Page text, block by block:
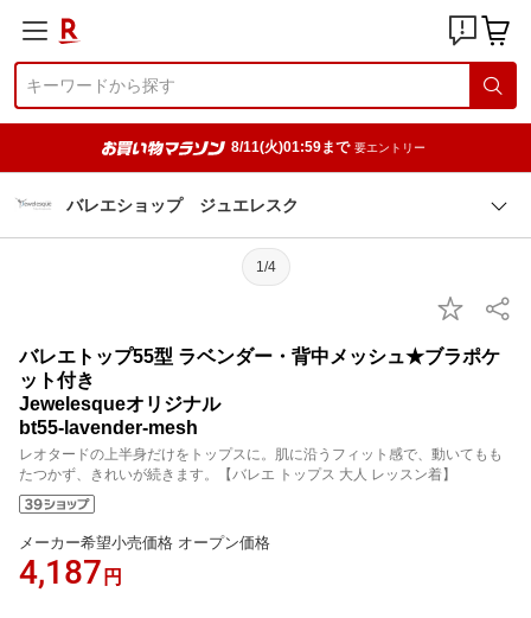
8/11(火)01:59まで 要エントリー
バレエショップ ジュエレスク
1/4
バレエトップ55型 ラベンダー・背中メッシュ★ブラポケ
ット付き
Jewelesqueオリジナル
bt55-lavender-mesh
レオタードの上半身だけをトップスに。肌に沿うフィット感で、動いてもも
たつかず、きれいが続きます。【バレエ トップス 大人 レッスン着】
メーカー希望小売価格 オープン価格
4,187 円